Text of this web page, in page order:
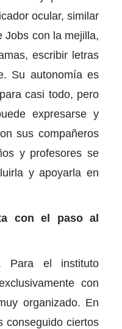
ocular, similar
Jobs con la mejilla,
escribir letras
Su autonomía es
casi todo, pero
expresarse y
sus compañeros
y profesores se
y apoyarla en
con el paso al
Para el instituto
con
organizado. En
conseguido ciertos